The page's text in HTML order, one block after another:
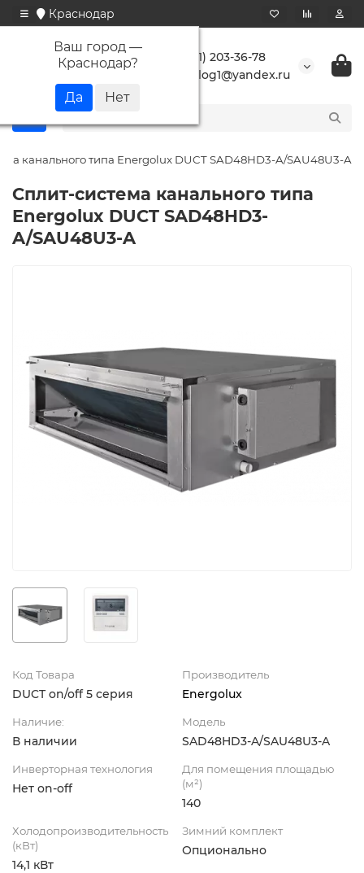
Краснодар
Ваш город —
Краснодар?
+7 (861) 203-36-78
buranlog1@yandex.ru
канального типа Energolux DUCT SAD48HD3-A/SAU48U3-A
Сплит-система канального типа
Energolux DUCT SAD48HD3-
A/SAU48U3-A
Код Товара
DUCT on/off 5 серия
Производитель
Energolux
Наличие:
В наличии
Модель
SAD48HD3-A/SAU48U3-A
Инверторная технология
Нет on-off
Для помещения площадью
(м²)
140
Холодопроизводительность
(кВт)
14,1 кВт
Зимний комплект
Опционально